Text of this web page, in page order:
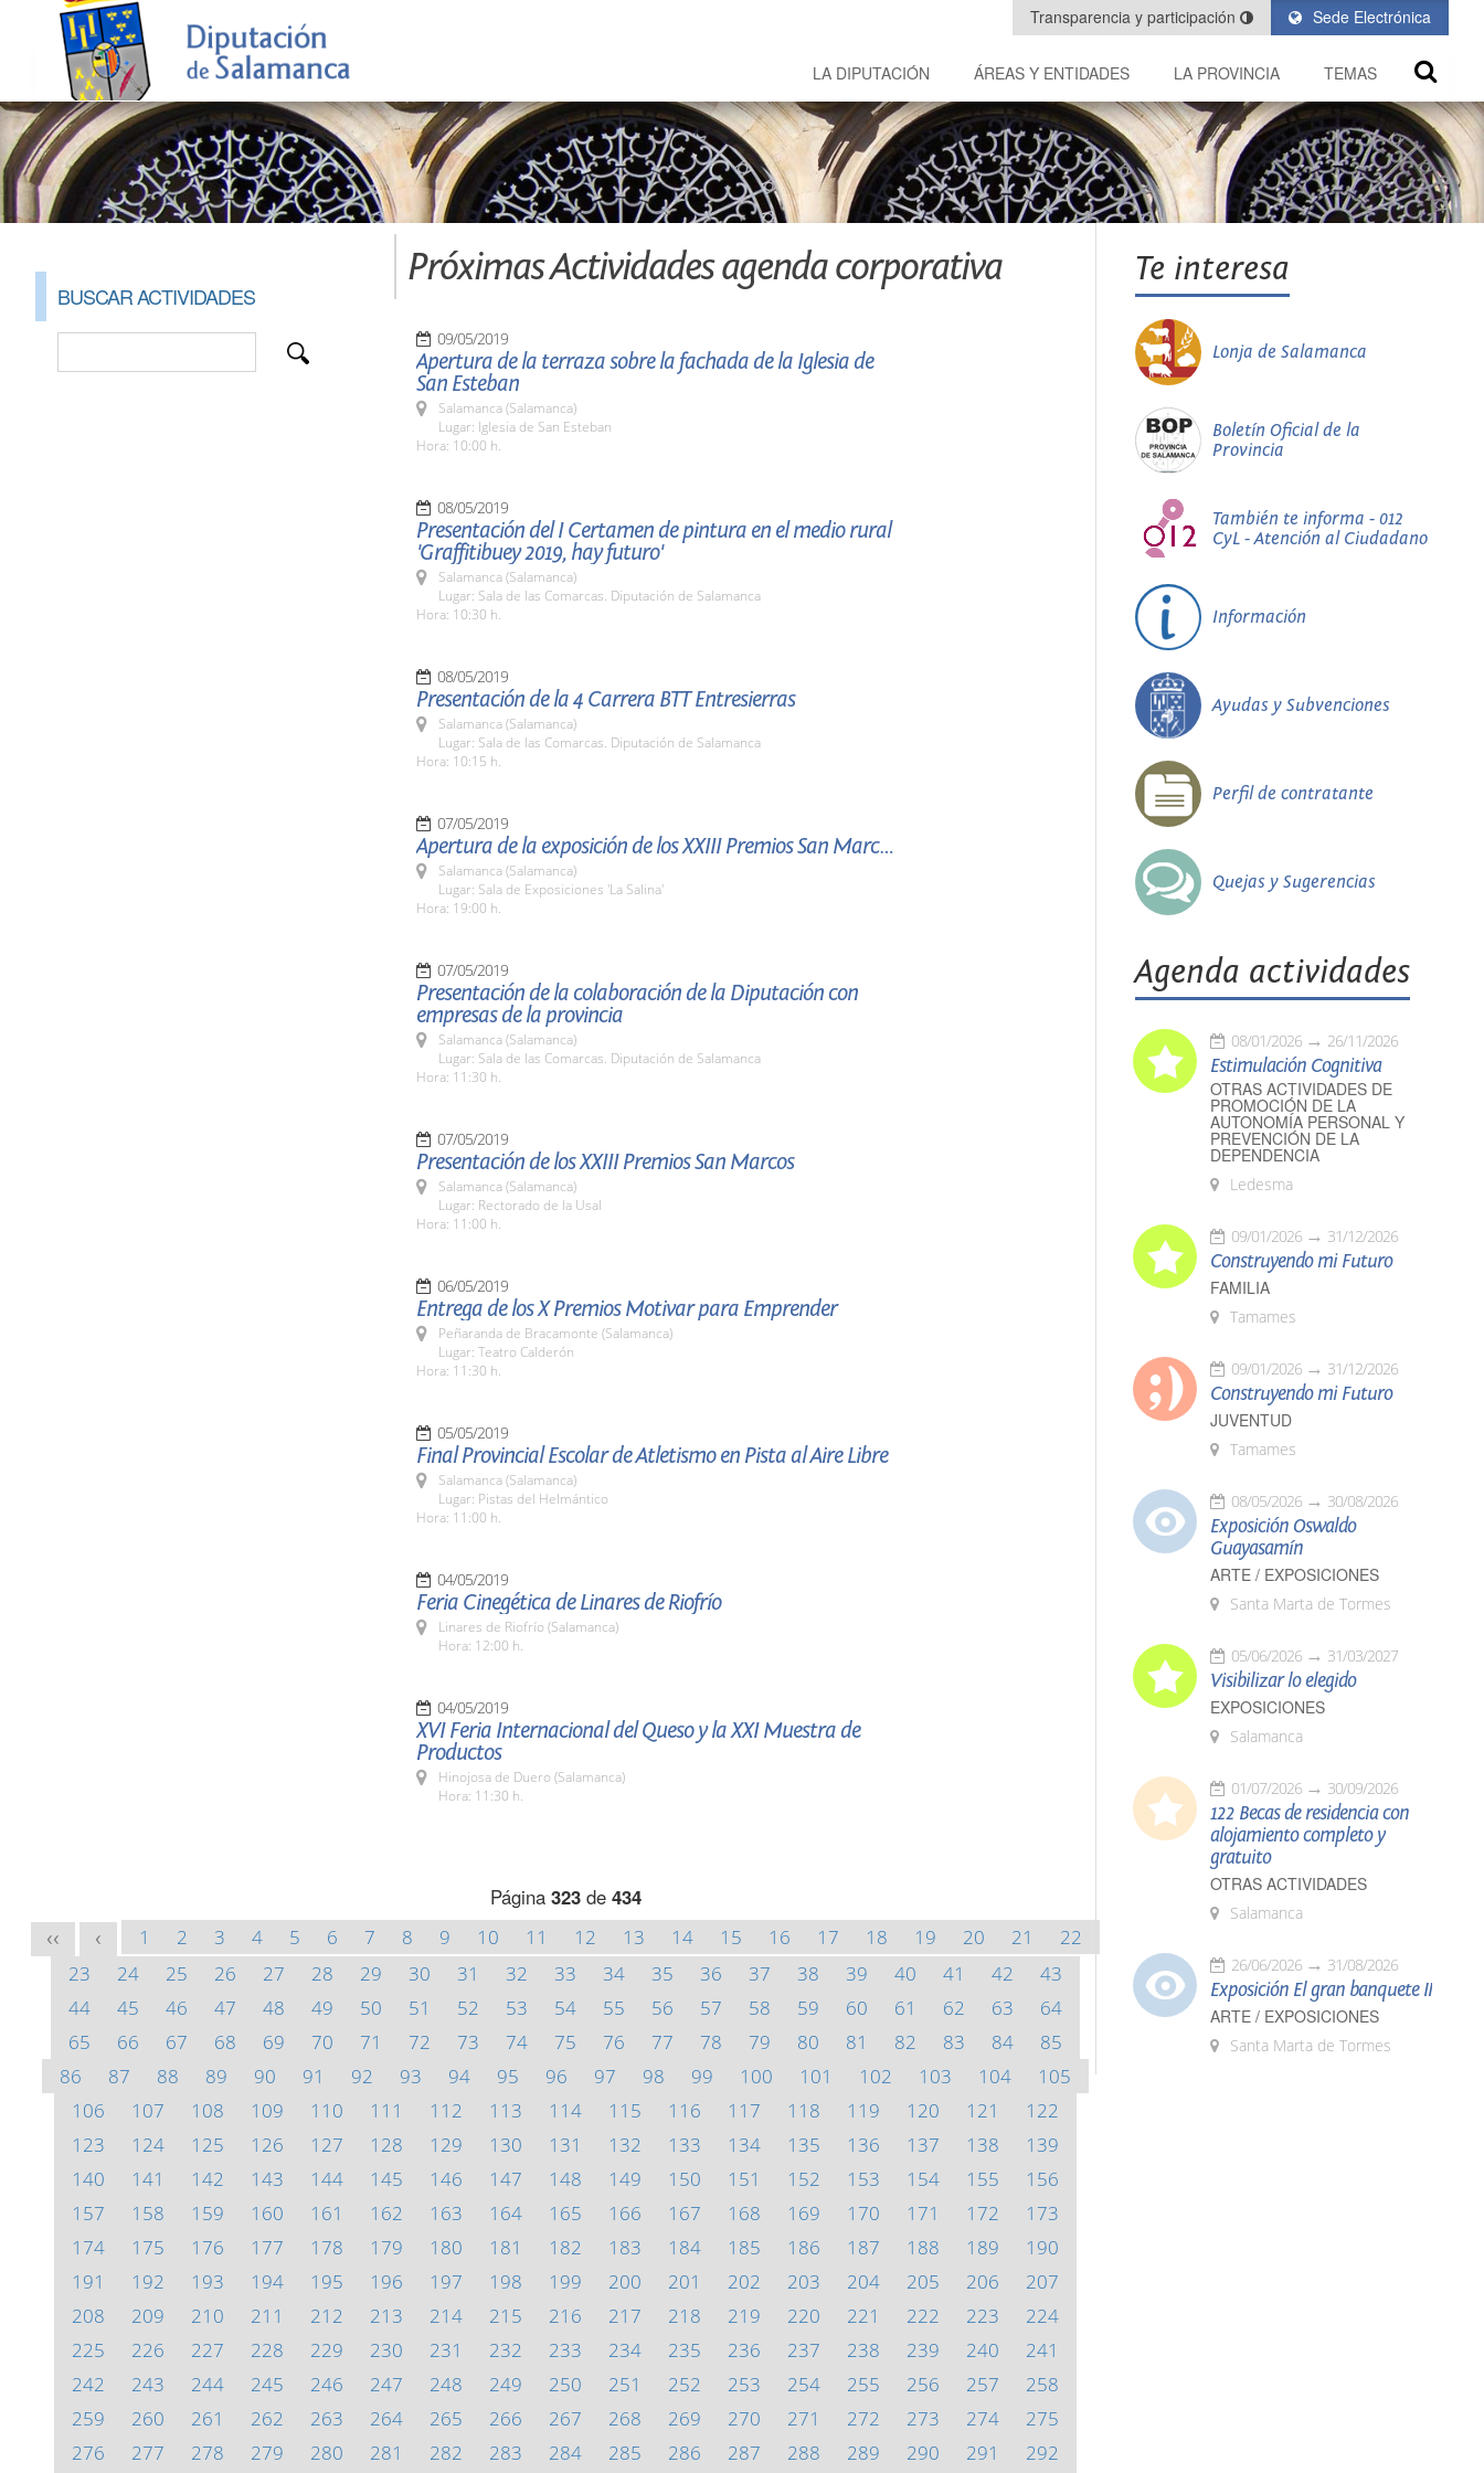
Sede Electrónica
Transparencia y participación
LA DIPUTACIÓN ÁREAS Y ENTIDADES LA PROVINCIA TEMAS
BUSCAR ACTIVIDADES
Próximas Actividades agenda corporativa
09/05/2019
Apertura de la terraza sobre la fachada de la Iglesia de
San Esteban
Salamanca (Salamanca)
Lugar: Iglesia de San Esteban
Hora: 10:00 h.
08/05/2019
Presentación del I Certamen de pintura en el medio rural
'Graffitibuey 2019, hay futuro'
Salamanca (Salamanca)
Lugar: Sala de las Comarcas. Diputación de Salamanca
Hora: 10:30 h.
08/05/2019
Presentación de la 4 Carrera BTT Entresierras
Salamanca (Salamanca)
Lugar: Sala de las Comarcas. Diputación de Salamanca
Hora: 10:15 h.
07/05/2019
Apertura de la exposición de los XXIII Premios San Marcos
Salamanca (Salamanca)
Lugar: Sala de Exposiciones 'La Salina'
Hora: 19:00 h.
07/05/2019
Presentación de la colaboración de la Diputación con
empresas de la provincia
Salamanca (Salamanca)
Lugar: Sala de las Comarcas. Diputación de Salamanca
Hora: 11:30 h.
07/05/2019
Presentación de los XXIII Premios San Marcos
Salamanca (Salamanca)
Lugar: Rectorado de la Usal
Hora: 11:00 h.
06/05/2019
Entrega de los X Premios Motivar para Emprender
Peñaranda de Bracamonte (Salamanca)
Lugar: Teatro Calderón
Hora: 11:30 h.
05/05/2019
Final Provincial Escolar de Atletismo en Pista al Aire Libre
Salamanca (Salamanca)
Lugar: Pistas del Helmántico
Hora: 11:00 h.
04/05/2019
Feria Cinegética de Linares de Riofrío
Linares de Riofrío (Salamanca)
Hora: 12:00 h.
04/05/2019
XVI Feria Internacional del Queso y la XXI Muestra de
Productos
Hinojosa de Duero (Salamanca)
Hora: 11:30 h.
Página 323de 434
<< < 1 2 3 4 5 6 7 8 9 10 11 12 13 14 15 16 17 18 19 20 21
22
23
24 25 26 27 28 29 30 31 32 33 34 35 36 37 38 39 40 41 42
43
44
45 46 47 48 49 50 51 52 53 54 55 56 57 58 59 60 61 62 63
64
65
66 67 68 69 70 71 72 73 74 75 76 77 78 79 80 81 82 83 84
85
86
87 88 89 90 91 92 93 94 95 96 97 98 99 100 101 102 103 104
105
106
107 108 109 110 111 112 113 114 115 116 117 118 119 120 121
122
123
124 125 126 127 128 129 130 131 132 133 134 135 136 137 138
139
140
141 142 143 144 145 146 147 148 149 150 151 152 153 154 155
156
157
158 159 160 161 162 163 164 165 166 167 168 169 170 171 172
173
174
175 176 177 178 179 180 181 182 183 184 185 186 187 188 189
190
191
192 193 194 195 196 197 198 199 200 201 202 203 204 205 206
207
208
209 210 211 212 213 214 215 216 217 218 219 220 221 222 223
224
225
226 227 228 229 230 231 232 233 234 235 236 237 238 239 240
241
242
243 244 245 246 247 248 249 250 251 252 253 254 255 256 257
258
259
260 261 262 263 264 265 266 267 268 269 270 271 272 273 274
275
276
277 278 279 280 281 282 283 284 285 286 287 288 289 290 291 292
Te interesa
Lonja de Salamanca
Boletín Oficial de la
Provincia
También te informa - 012
CyL - Atención al Ciudadano
Información
Ayudas y Subvenciones
Perfil de contratante
Quejas y Sugerencias
Agenda actividades
08/01/2026 26/11/2026
Estimulación Cognitiva
OTRAS ACTIVIDADES DE
PROMOCIÓN DE LA
AUTONOMÍA PERSONAL Y
PREVENCIÓN DE LA
DEPENDENCIA
Ledesma
09/01/2026 31/12/2026
Construyendo mi Futuro
FAMILIA
Tamames
09/01/2026 31/12/2026
Construyendo mi Futuro
JUVENTUD
Tamames
08/05/2026 30/08/2026
Exposición Oswaldo
Guayasamín
ARTE / EXPOSICIONES
Santa Marta de Tormes
05/06/2026 31/03/2027
Visibilizar lo elegido
EXPOSICIONES
Salamanca
01/07/2026 30/09/2026
122 Becas de residencia con
alojamiento completo y
gratuito
OTRAS ACTIVIDADES
Salamanca
26/06/2026 31/08/2026
Exposición El gran banquete II
ARTE / EXPOSICIONES
Santa Marta de Tormes